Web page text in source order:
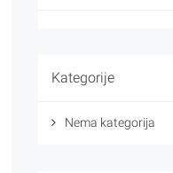
Kategorije
Nema kategorija